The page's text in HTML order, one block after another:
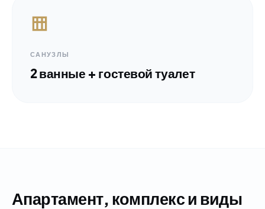
САНУЗЛЫ
2 ванные + гостевой туалет
Апартамент, комплекс и виды